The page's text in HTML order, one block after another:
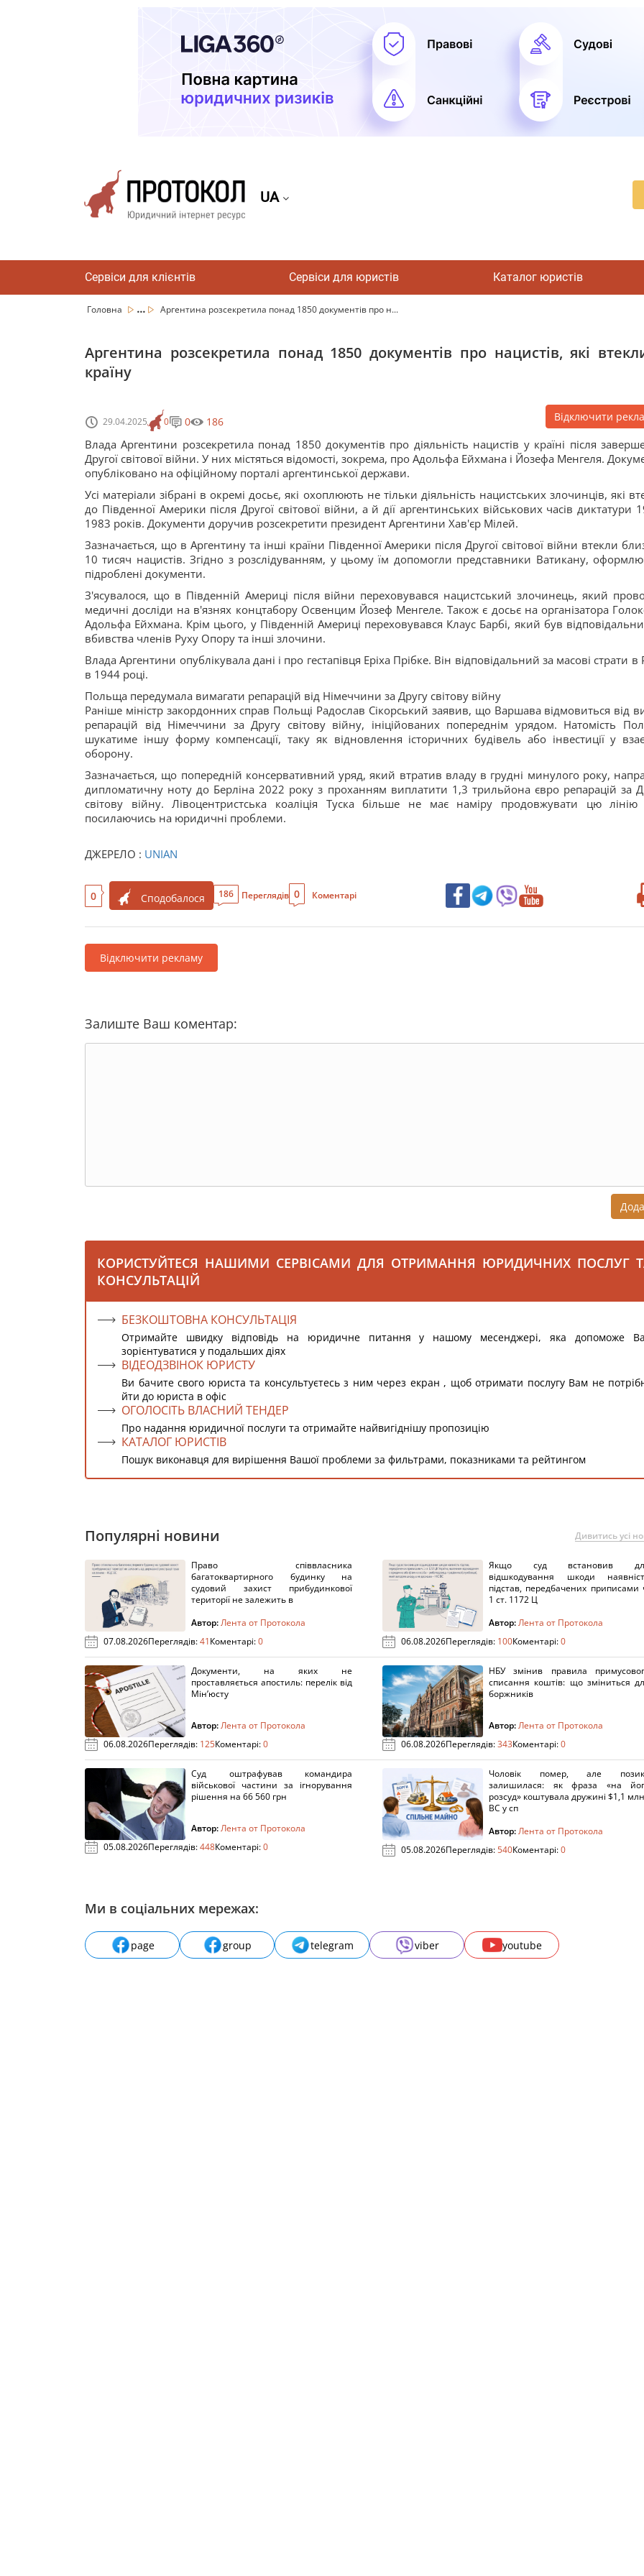
UA
Сервіси для клієнтів Сервіси для юристів Каталог юристів
Головна ... Аргентина розсекретила понад 1850 документів про н...
Аргентина розсекретила понад 1850 документів про нацистів, які
країну
29.04.2025 0 0 186 Відключити
Влада Аргентини розсекретила понад 1850 документів про діяльність нацистів у країні після
Другої світової війни. У них містяться відомості, зокрема, про Адольфа Ейхмана і Йозефа Менгеля.
опубліковано на офіційному порталі аргентинської держави.
Усі матеріали зібрані в окремі досьє, які охоплюють не тільки діяльність нацистських злочинців, які
до Південної Америки після Другої світової війни, а й дії аргентинських військових часів диктатури
1983 років. Документи доручив розсекретити президент Аргентини Хав'єр Мілей.
Зазначається, що в Аргентину та інші країни Південної Америки після Другої світової війни втекли
10 тисяч нацистів. Згідно з розслідуванням, у цьому їм допомогли представники Ватикану,
підроблені документи.
З'ясувалося, що в Південній Америці після війни переховувався нацистський злочинець, який
медичні досліди на в'язнях концтабору Освенцим Йозеф Менгеле. Також є досьє на організатора
Адольфа Ейхмана. Крім цього, у Південній Америці переховувався Клаус Барбі, який був
вбивства членів Руху Опору та інші злочини.
Влада Аргентини опублікувала дані і про гестапівця Еріха Прібке. Він відповідальний за масові страти в
в 1944 році.
Польща передумала вимагати репарацій від Німеччини за Другу світову війну
Раніше міністр закордонних справ Польщі Радослав Сікорський заявив, що Варшава відмовиться від
репарацій від Німеччини за Другу світову війну, ініційованих попереднім урядом. Натомість
шукатиме іншу форму компенсації, таку як відновлення історичних будівель або інвестиції у
оборону.
Зазначається, що попередній консервативний уряд, який втратив владу в грудні минулого року,
дипломатичну ноту до Берліна 2022 року з проханням виплатити 1,3 трильйона євро репарацій за
світову війну. Лівоцентристська коаліція Туска більше не має наміру продовжувати цю лінію
посилаючись на юридичні проблеми.
ДЖЕРЕЛО : UNIAN
0 Сподобалося 186 Переглядів 0 Коментарі
Відключити рекламу
Залиште Ваш коментар:
КОРИСТУЙТЕСЯ НАШИМИ СЕРВІСАМИ ДЛЯ ОТРИМАННЯ ЮРИДИЧНИХ ПОСЛУГ
КОНСУЛЬТАЦІЙ
БЕЗКОШТОВНА КОНСУЛЬТАЦІЯ
Отримайте швидку відповідь на юридичне питання у нашому месенджері, яка допоможе
зорієнтуватися у подальших діях
ВІДЕОДЗВІНОК ЮРИСТУ
Ви бачите свого юриста та консультуєтесь з ним через екран , щоб отримати послугу Вам не
йти до юриста в офіс
ОГОЛОСІТЬ ВЛАСНИЙ ТЕНДЕР
Про надання юридичної послуги та отримайте найвигіднішу пропозицію
КАТАЛОГ ЮРИСТІВ
Пошук виконавця для вирішення Вашої проблеми за фильтрами, показниками та рейтингом
Популярні новини Дивитись усі
Право співвласника
багатоквартирного будинку на
судовий захист прибудинкової
території не залежить в
Автор:Лента от Протокола
07.08.2026Переглядів:41Коментарі:0
Якщо суд встановив
відшкодування шкоди
підстав, передбачених приписами
1 ст. 1172 Ц
Автор:Лента от Протокола
06.08.2026Переглядів: 100Коментарі:0
Документи, на яких не
проставляється апостиль: перелік від
Мін’юсту
Автор:Лента от Протокола
06.08.2026Переглядів: 125Коментарі:0
НБУ змінив правила
списання коштів: що зміниться
боржників
Автор:Лента от Протокола
06.08.2026Переглядів:343Коментарі:0
Суд оштрафував командира
військової частини за ігнорування
рішення на 66 560 грн
Автор:Лента от Протокола
05.08.2026Переглядів:448Коментарі:0
Чоловік помер, але
залишилася: як фраза «на
розсуд» коштувала дружині $1,1
ВС у сп
Автор:Лента от Протокола
05.08.2026Переглядів:540Коментарі:0
Ми в соціальних мережах:
page group telegram viber youtube